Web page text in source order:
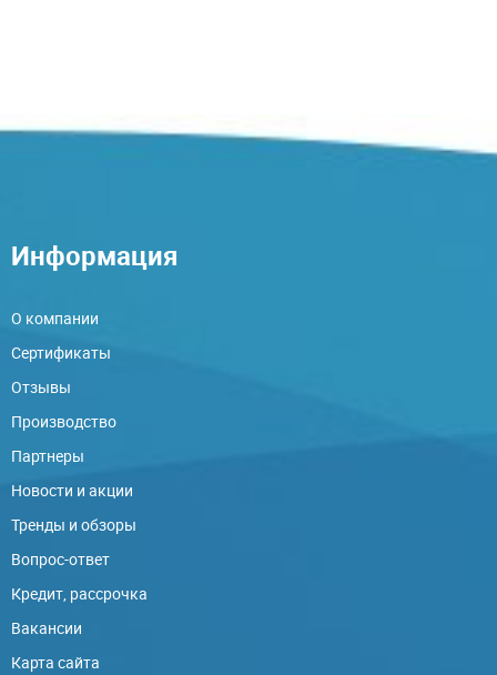
Информация
О компании
Сертификаты
Отзывы
Производство
Партнеры
Новости и акции
Тренды и обзоры
Вопрос-ответ
Кредит, рассрочка
Вакансии
Карта сайта